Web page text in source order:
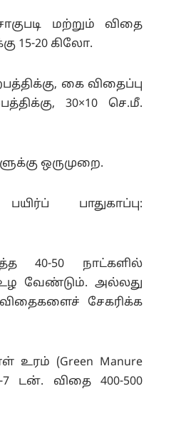
மற்றும் விதை
15-20 கிலோ.
கை விதைப்பு
30×10 செ.மீ.
ஒருமுறை.
பாதுகாப்பு:
40-50 நாட்களில்
வேண்டும். அல்லது
சேகரிக்க
உரம் (Green Manure
7 டன். விதை 400-500